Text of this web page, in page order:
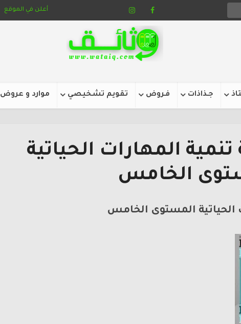
أعلن في الموقع
جـذاذات فـروض تقويم تشخيصي موارد و عروض
المهارات الحياتية
الخامس
المستوى الخامس